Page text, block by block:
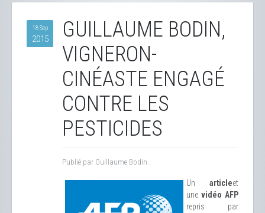
18 Sep
2015
GUILLAUME BODIN,
VIGNERON-
CINÉASTE ENGAGÉ
CONTRE LES
PESTICIDES
Publié par Guillaume Bodin.
Un articleet
une vidéo AFP
repris par